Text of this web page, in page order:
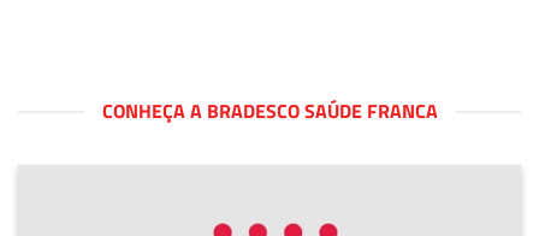
CONHEÇA A BRADESCO SAÚDE FRANCA